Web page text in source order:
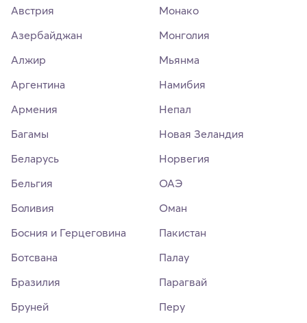
Австрия
Азербайджан
Алжир
Аргентина
Армения
Багамы
Беларусь
Бельгия
Боливия
Босния и Герцеговина
Ботсвана
Бразилия
Бруней
Монако
Монголия
Мьянма
Намибия
Непал
Новая Зеландия
Норвегия
ОАЭ
Оман
Пакистан
Палау
Парагвай
Перу